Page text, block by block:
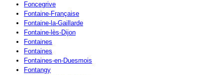
Foncegrive
Fontaine-Française
Fontaine-la-Gaillarde
Fontaine-lès-Dijon
Fontaines
Fontaines
Fontaines-en-Duesmois
Fontangy